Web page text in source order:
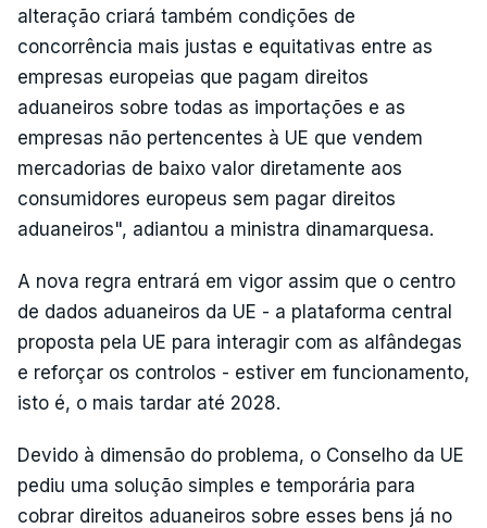
alteração criará também condições de
concorrência mais justas e equitativas entre as
empresas europeias que pagam direitos
aduaneiros sobre todas as importações e as
empresas não pertencentes à UE que vendem
mercadorias de baixo valor diretamente aos
consumidores europeus sem pagar direitos
aduaneiros", adiantou a ministra dinamarquesa.
A nova regra entrará em vigor assim que o centro
de dados aduaneiros da UE - a plataforma central
proposta pela UE para interagir com as alfândegas
e reforçar os controlos - estiver em funcionamento,
isto é, o mais tardar até 2028.
Devido à dimensão do problema, o Conselho da UE
pediu uma solução simples e temporária para
cobrar direitos aduaneiros sobre esses bens já no